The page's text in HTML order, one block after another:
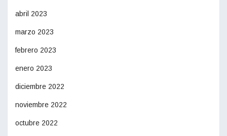
abril 2023
marzo 2023
febrero 2023
enero 2023
diciembre 2022
noviembre 2022
octubre 2022